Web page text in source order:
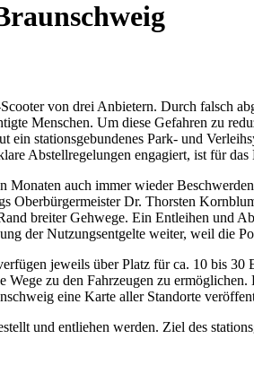
von drei Anbietern. Durch falsch
Menschen. Um diese Gefahren zu
stationsgebundenes Park- und
Abstellregelungen engagiert, ist für
auch immer wieder
Oberbürgermeister Dr. Thorsten
breiter Gehwege. Ein Entleihen und
der Nutzungsentgelte weiter, weil die
jeweils über Platz für ca. 10 bis 30
zu den Fahrzeugen zu
eine Karte aller Standorte
und entliehen werden. Ziel des